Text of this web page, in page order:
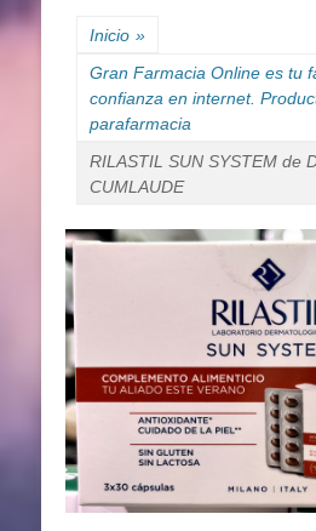
Inicio »
Gran Farmacia Online es tu
confianza en internet.
parafarmacia
RILASTIL SUN SYSTEM de
CUMLAUDE